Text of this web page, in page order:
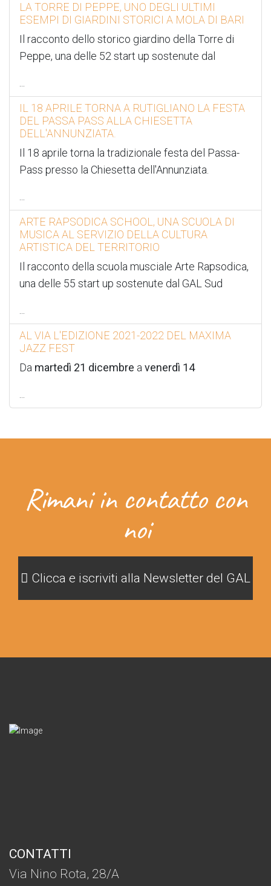
LA TORRE DI PEPPE, UNO DEGLI ULTIMI
ESEMPI DI GIARDINI STORICI A MOLA DI BARI
Il racconto dello storico giardino della Torre di
Peppe, una delle 52 start up sostenute dal
IL 18 APRILE TORNA A RUTIGLIANO LA FESTA
DEL PASSA PASS ALLA CHIESETTA
DELL'ANNUNZIATA.
Il 18 aprile torna la tradizionale festa del Passa-
Pass presso la Chiesetta dell'Annunziata.
ARTE RAPSODICA SCHOOL, UNA SCUOLA DI
MUSICA AL SERVIZIO DELLA CULTURA
ARTISTICA DEL TERRITORIO
Il racconto della scuola musciale Arte Rapsodica,
una delle 55 start up sostenute dal GAL Sud
AL VIA L'EDIZIONE 2021-2022 DEL MAXIMA
JAZZ FEST
Da martedì 21 dicembre a venerdì 14
Rimani in contatto con
noi
Clicca e iscriviti alla Newsletter del GAL
CONTATTI
Via Nino Rota, 28/A